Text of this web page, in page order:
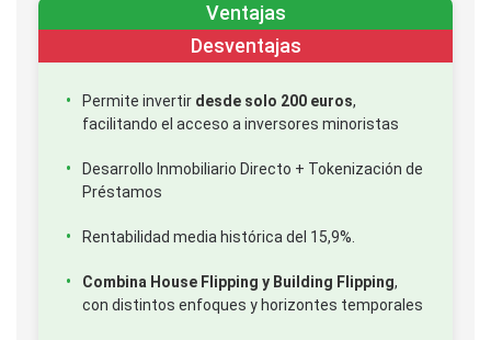
Ventajas
Desventajas
Permite invertir desde solo 200 euros,
facilitando el acceso a inversores minoristas
Desarrollo Inmobiliario Directo + Tokenización de
Préstamos
Rentabilidad media histórica del 15,9%.
Combina House Flipping y Building Flipping,
con distintos enfoques y horizontes temporales